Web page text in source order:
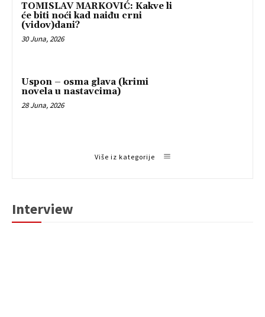
TOMISLAV MARKOVIĆ: Kakve li
će biti noći kad naiđu crni
(vidov)dani?
30 Juna, 2026
Uspon – osma glava (krimi
novela u nastavcima)
28 Juna, 2026
Više iz kategorije
Interview